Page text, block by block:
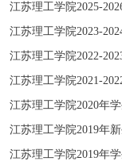
江苏理工学院2025-
江苏理工学院2023-
江苏理工学院2022-
江苏理工学院2021-
江苏理工学院2020年
江苏理工学院2019年
江苏理工学院2019年